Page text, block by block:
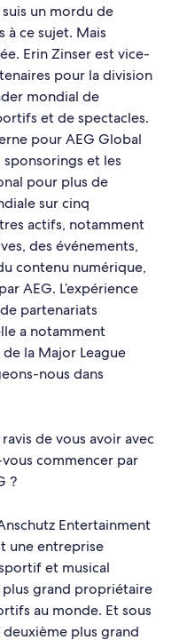
un mordu de
à ce sujet. Mais
Erin Zinser est vice-
pour la division
mondial de
et de spectacles.
pour AEG Global
sponsorings et les
pour plus de
sur cinq
actifs, notamment
des événements,
contenu numérique,
AEG. L’expérience
partenariats
a notamment
la Major League
nous dans
de vous avoir avec
vous commencer par
?
Entertainment
une entreprise
et musical
plus grand propriétaire
au monde. Et sous
deuxième plus grand